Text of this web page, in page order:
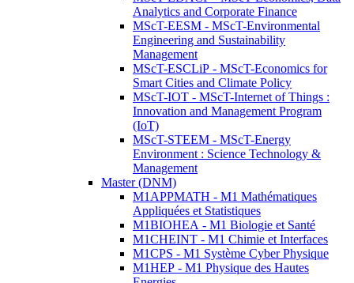
Analytics and Corporate Finance
MScT-EESM - MScT-Environmental
Engineering and Sustainability
Management
MScT-ESCLiP - MScT-Economics for
Smart Cities and Climate Policy
MScT-IOT - MScT-Internet of Things :
Innovation and Management Program
(IoT)
MScT-STEEM - MScT-Energy
Environment : Science Technology &
Management
Master (DNM)
M1APPMATH - M1 Mathématiques
Appliquées et Statistiques
M1BIOHEA - M1 Biologie et Santé
M1CHEINT - M1 Chimie et Interfaces
M1CPS - M1 Système Cyber Physique
M1HEP - M1 Physique des Hautes